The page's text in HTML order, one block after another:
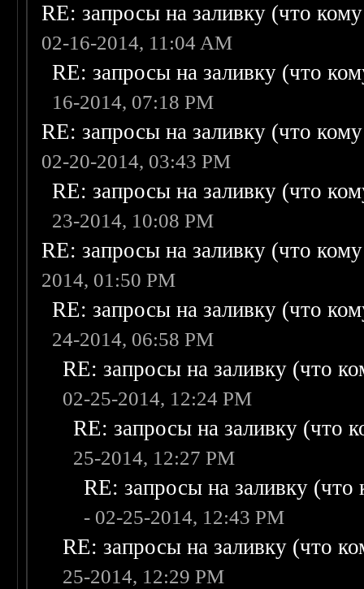
RE: запросы на заливку (что
02-16-2014, 11:04 AM
RE: запросы на заливку (что
16-2014, 07:18 PM
RE: запросы на заливку (что
02-20-2014, 03:43 PM
RE: запросы на заливку (что
23-2014, 10:08 PM
RE: запросы на заливку (что
2014, 01:50 PM
RE: запросы на заливку (что
24-2014, 06:58 PM
RE: запросы на заливку (что
02-25-2014, 12:24 PM
RE: запросы на заливку (что
25-2014, 12:27 PM
RE: запросы на заливку
- 02-25-2014, 12:43 PM
RE: запросы на заливку (что
25-2014, 12:29 PM